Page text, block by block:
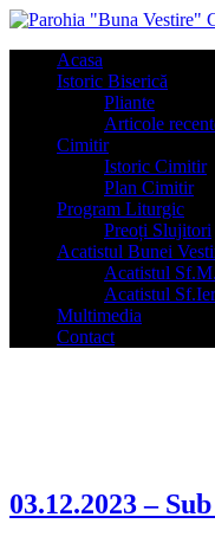
Acasa
Istoric Biserică
Pliante
Articole
Cimitir
Istoric Cimitir
Plan Cimitir
Program Liturgic
Preoți Slujitori
Acatistul Bunei
Acatistul
Acatistul
Multimedia
Contact
03.12.2023 –